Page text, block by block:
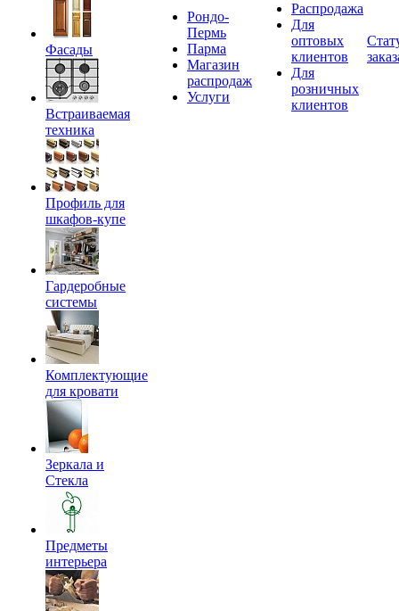
Фасады
Встраиваемая
техника
Профиль для
шкафов-купе
Гардеробные
системы
Комплектующие
для кровати
Зеркала и
Стекла
Предметы
интерьера
Рондо-
Пермь
Парма
Магазин
распродаж
Услуги
Распродажа
Для
оптовых
клиентов
Для
розничных
клиентов